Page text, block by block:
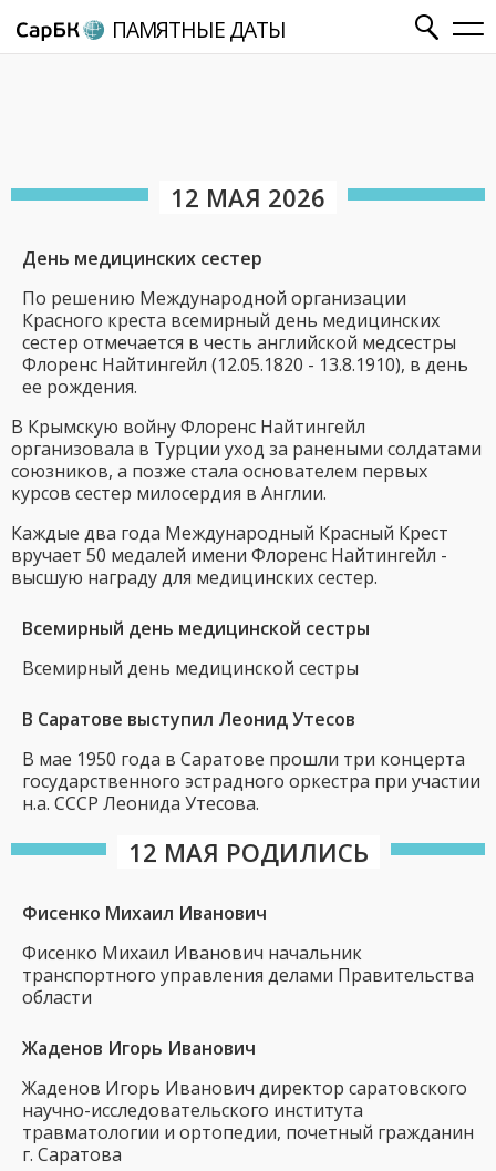
ПАМЯТНЫЕ ДАТЫ
12 МАЯ 2026
День медицинских сестер
По решению Международной организации
Красного креста всемирный день медицинских
сестер отмечается в честь английской медсестры
Флоренс Найтингейл (12.05.1820 - 13.8.1910), в день
ее рождения.
В Крымскую войну Флоренс Найтингейл
организовала в Турции уход за ранеными солдатами
союзников, а позже стала основателем первых
курсов сестер милосердия в Англии.
Каждые два года Международный Красный Крест
вручает 50 медалей имени Флоренс Найтингейл -
высшую награду для медицинских сестер.
Всемирный день медицинской сестры
Всемирный день медицинской сестры
В Саратове выступил Леонид Утесов
В мае 1950 года в Саратове прошли три концерта
государственного эстрадного оркестра при участии
н.а. СССР Леонида Утесова.
12 МАЯ РОДИЛИСЬ
Фисенко Михаил Иванович
Фисенко Михаил Иванович начальник
транспортного управления делами Правительства
области
Жаденов Игорь Иванович
Жаденов Игорь Иванович директор саратовского
научно-исследовательского института
травматологии и ортопедии, почетный гражданин
г. Саратова